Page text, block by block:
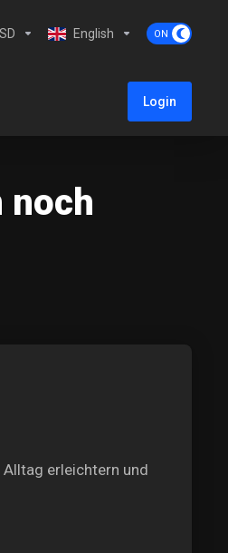
English
Login
noch
erleichtern und